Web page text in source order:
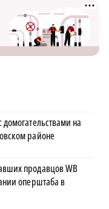
на
районе
продавцов WB
оперштаба в